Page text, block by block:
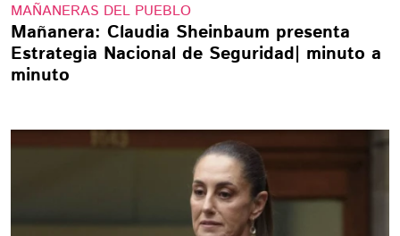
MAÑANERAS DEL PUEBLO
Mañanera: Claudia Sheinbaum presenta
Estrategia Nacional de Seguridad| minuto a
minuto